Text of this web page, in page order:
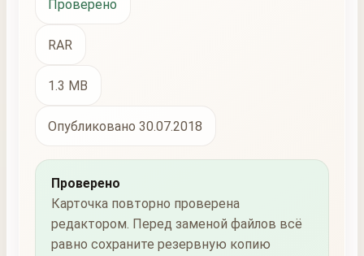
Проверено
RAR
1.3 MB
Опубликовано 30.07.2018
Проверено
Карточка повторно проверена
редактором. Перед заменой файлов всё
равно сохраните резервную копию